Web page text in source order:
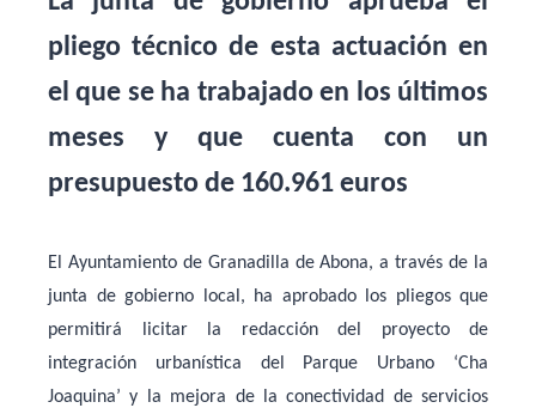
pliego técnico de esta actuación en
el que se ha trabajado en los últimos
meses y que cuenta con un
presupuesto de 160.961 euros
El Ayuntamiento de Granadilla de Abona, a través de la
junta de gobierno local, ha aprobado los pliegos que
permitirá licitar la redacción del proyecto de
integración urbanística del Parque Urbano ‘Cha
Joaquina’ y la mejora de la conectividad de servicios